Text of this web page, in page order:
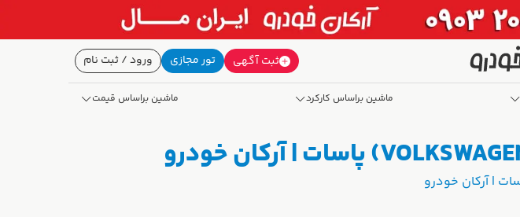
ثبت آگهی تور مجازی ورود / ثبت نام
ماشین براساس کارکرد ماشین براساس قیمت